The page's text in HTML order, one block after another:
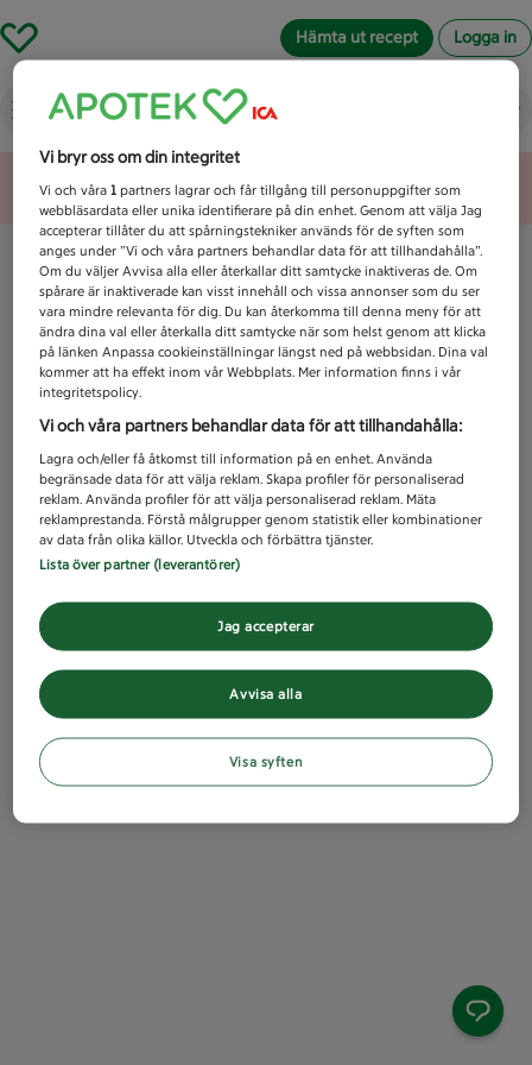
Hämta ut recept Logga in
Vad letar du efter idag?
Unknown error
Vi bryr oss om din integritet
Vi och våra1 partners lagrar och får tillgång till personuppgifter som
webbläsardata eller unika identifierare på din enhet. Genom att välja Jag
accepterar tillåter du att spårningstekniker används för de syften som
anges under ”Vi och våra partners behandlar data för att tillhandahålla”.
Om du väljer Avvisa alla eller återkallar ditt samtycke inaktiveras de. Om
spårare är inaktiverade kan visst innehåll och vissa annonser som du ser
vara mindre relevanta för dig. Du kan återkomma till denna meny för att
ändra dina val eller återkalla ditt samtycke när som helst genom att klicka
på länken Anpassa cookieinställningar längst ned på webbsidan. Dina val
kommer att ha effekt inom vår Webbplats. Mer information finns i vår
integritetspolicy.
Vi och våra partners behandlar data för att tillhandahålla:
Lagra och/eller få åtkomst till information på en enhet. Använda
begränsade data för att välja reklam. Skapa profiler för personaliserad
reklam. Använda profiler för att välja personaliserad reklam. Mäta
reklamprestanda. Förstå målgrupper genom statistik eller kombinationer
av data från olika källor. Utveckla och förbättra tjänster.
Lista över partner (leverantörer)
Avvisa alla
Jag accepterar
Visa syften